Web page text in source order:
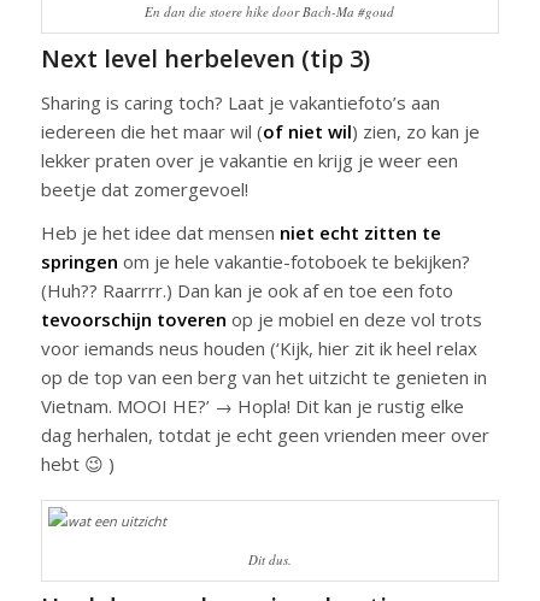
En dan die stoere hike door Bach-Ma #goud
Next level herbeleven (tip 3)
Sharing is caring toch? Laat je vakantiefoto’s aan
iedereen die het maar wil (of niet wil) zien, zo kan je
lekker praten over je vakantie en krijg je weer een
beetje dat zomergevoel!
Heb je het idee dat mensen niet echt zitten te
springen om je hele vakantie-fotoboek te bekijken?
(Huh?? Raarrrr.) Dan kan je ook af en toe een foto
tevoorschijn toveren op je mobiel en deze vol trots
voor iemands neus houden (‘Kijk, hier zit ik heel relax
op de top van een berg van het uitzicht te genieten in
Vietnam. MOOI HE?’ → Hopla! Dit kan je rustig elke
dag herhalen, totdat je echt geen vrienden meer over
hebt 😉 )
Dit dus.